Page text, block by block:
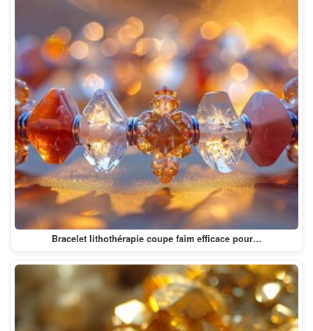
Bracelet lithothérapie coupe faim efficace pour…